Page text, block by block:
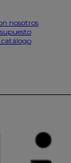
nosotros